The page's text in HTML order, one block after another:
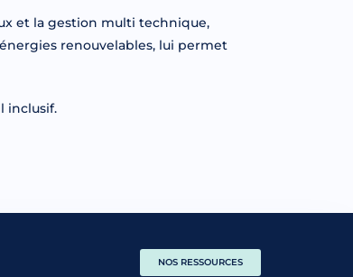
et la gestion multi technique,
renouvelables, lui permet
inclusif.
NOS RESSOURCES